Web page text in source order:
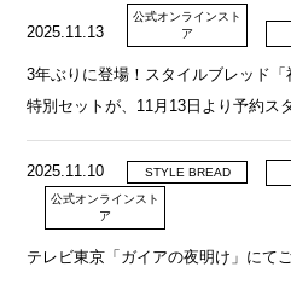
2025.11.13
公式オンラインスト
ア
3年ぶりに登場！スタイルブレッド
特別セットが、11月13日より予約ス
2025.11.10 STYLE BREAD
公式オンラインスト
ア
テレビ東京「ガイアの夜明け」にて